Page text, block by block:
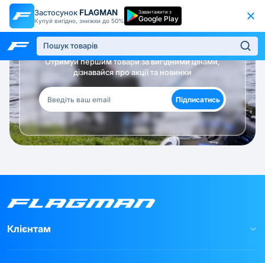
Застосунок FLAGMAN
Купуй вигідно, знижки до 50%
Завантажити з
Google Play
Будь в курсі!
Отримуй першим товари за вигідними цінами,
дізнавайся про акції та новинки
Підписатись
Клієнтам